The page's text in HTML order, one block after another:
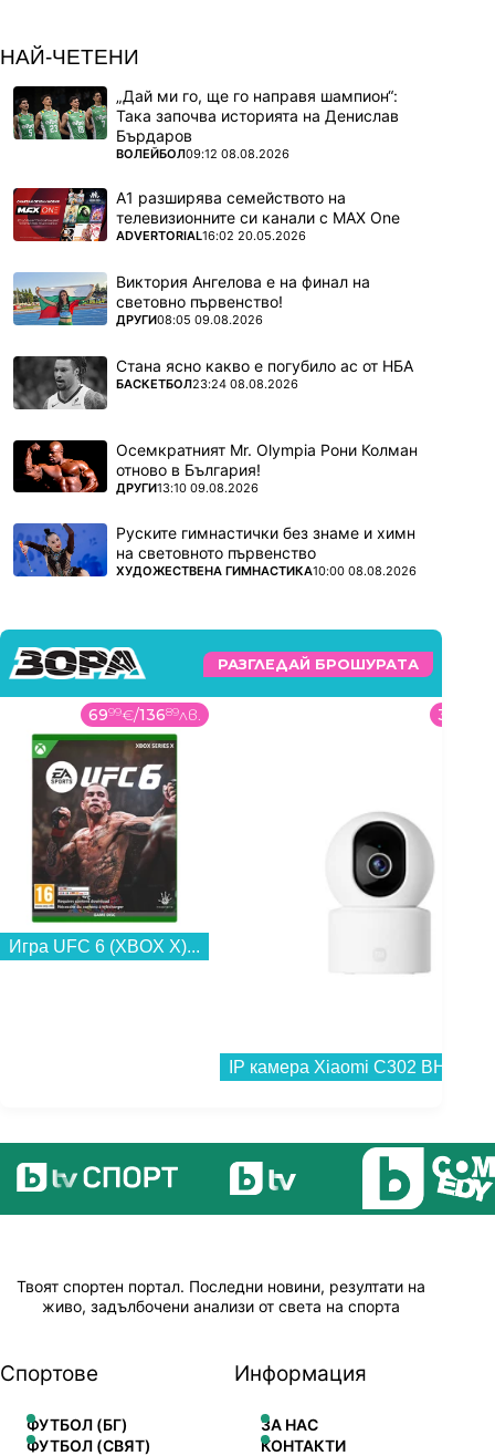
НАЙ-ЧЕТЕНИ
„Дай ми го, ще го направя шампион“:
Така започва историята на Денислав
Бърдаров
ПОВЕЧЕ ОТ
ВОЛЕЙБОЛ09:12 08.08.2026
А1 разширява семейството на
телевизионните си канали с MAX One
ПОВЕЧЕ ОТ
ADVERTORIAL16:02 20.05.2026
Виктория Ангелова е на финал на
световно първенство!
ПОВЕЧЕ ОТ
ДРУГИ08:05 09.08.2026
Стана ясно какво е погубило ас от НБА
ПОВЕЧЕ ОТ
БАСКЕТБОЛ23:24 08.08.2026
Осемкратният Mr. Olympia Рони Колман
отново в България!
ПОВЕЧЕ ОТ
ДРУГИ13:10 09.08.2026
Руските гимнастички без знаме и химн
на световното първенство
ПОВЕЧЕ ОТ
ХУДОЖЕСТВЕНА ГИМНАСТИКА10:00 08.08.2026
РАЗГЛЕДАЙ БРОШУРАТА
6999€/13689лв.
Игра UFC 6 (XBOX X)...
32
IP камера Xiaomi C302
Твоят спортен портал. Последни новини, резултати на
живо, задълбочени анализи от света на спорта
Спортове
ФУТБОЛ (БГ)
ФУТБОЛ (СВЯТ)
Информация
ЗА НАС
КОНТАКТИ